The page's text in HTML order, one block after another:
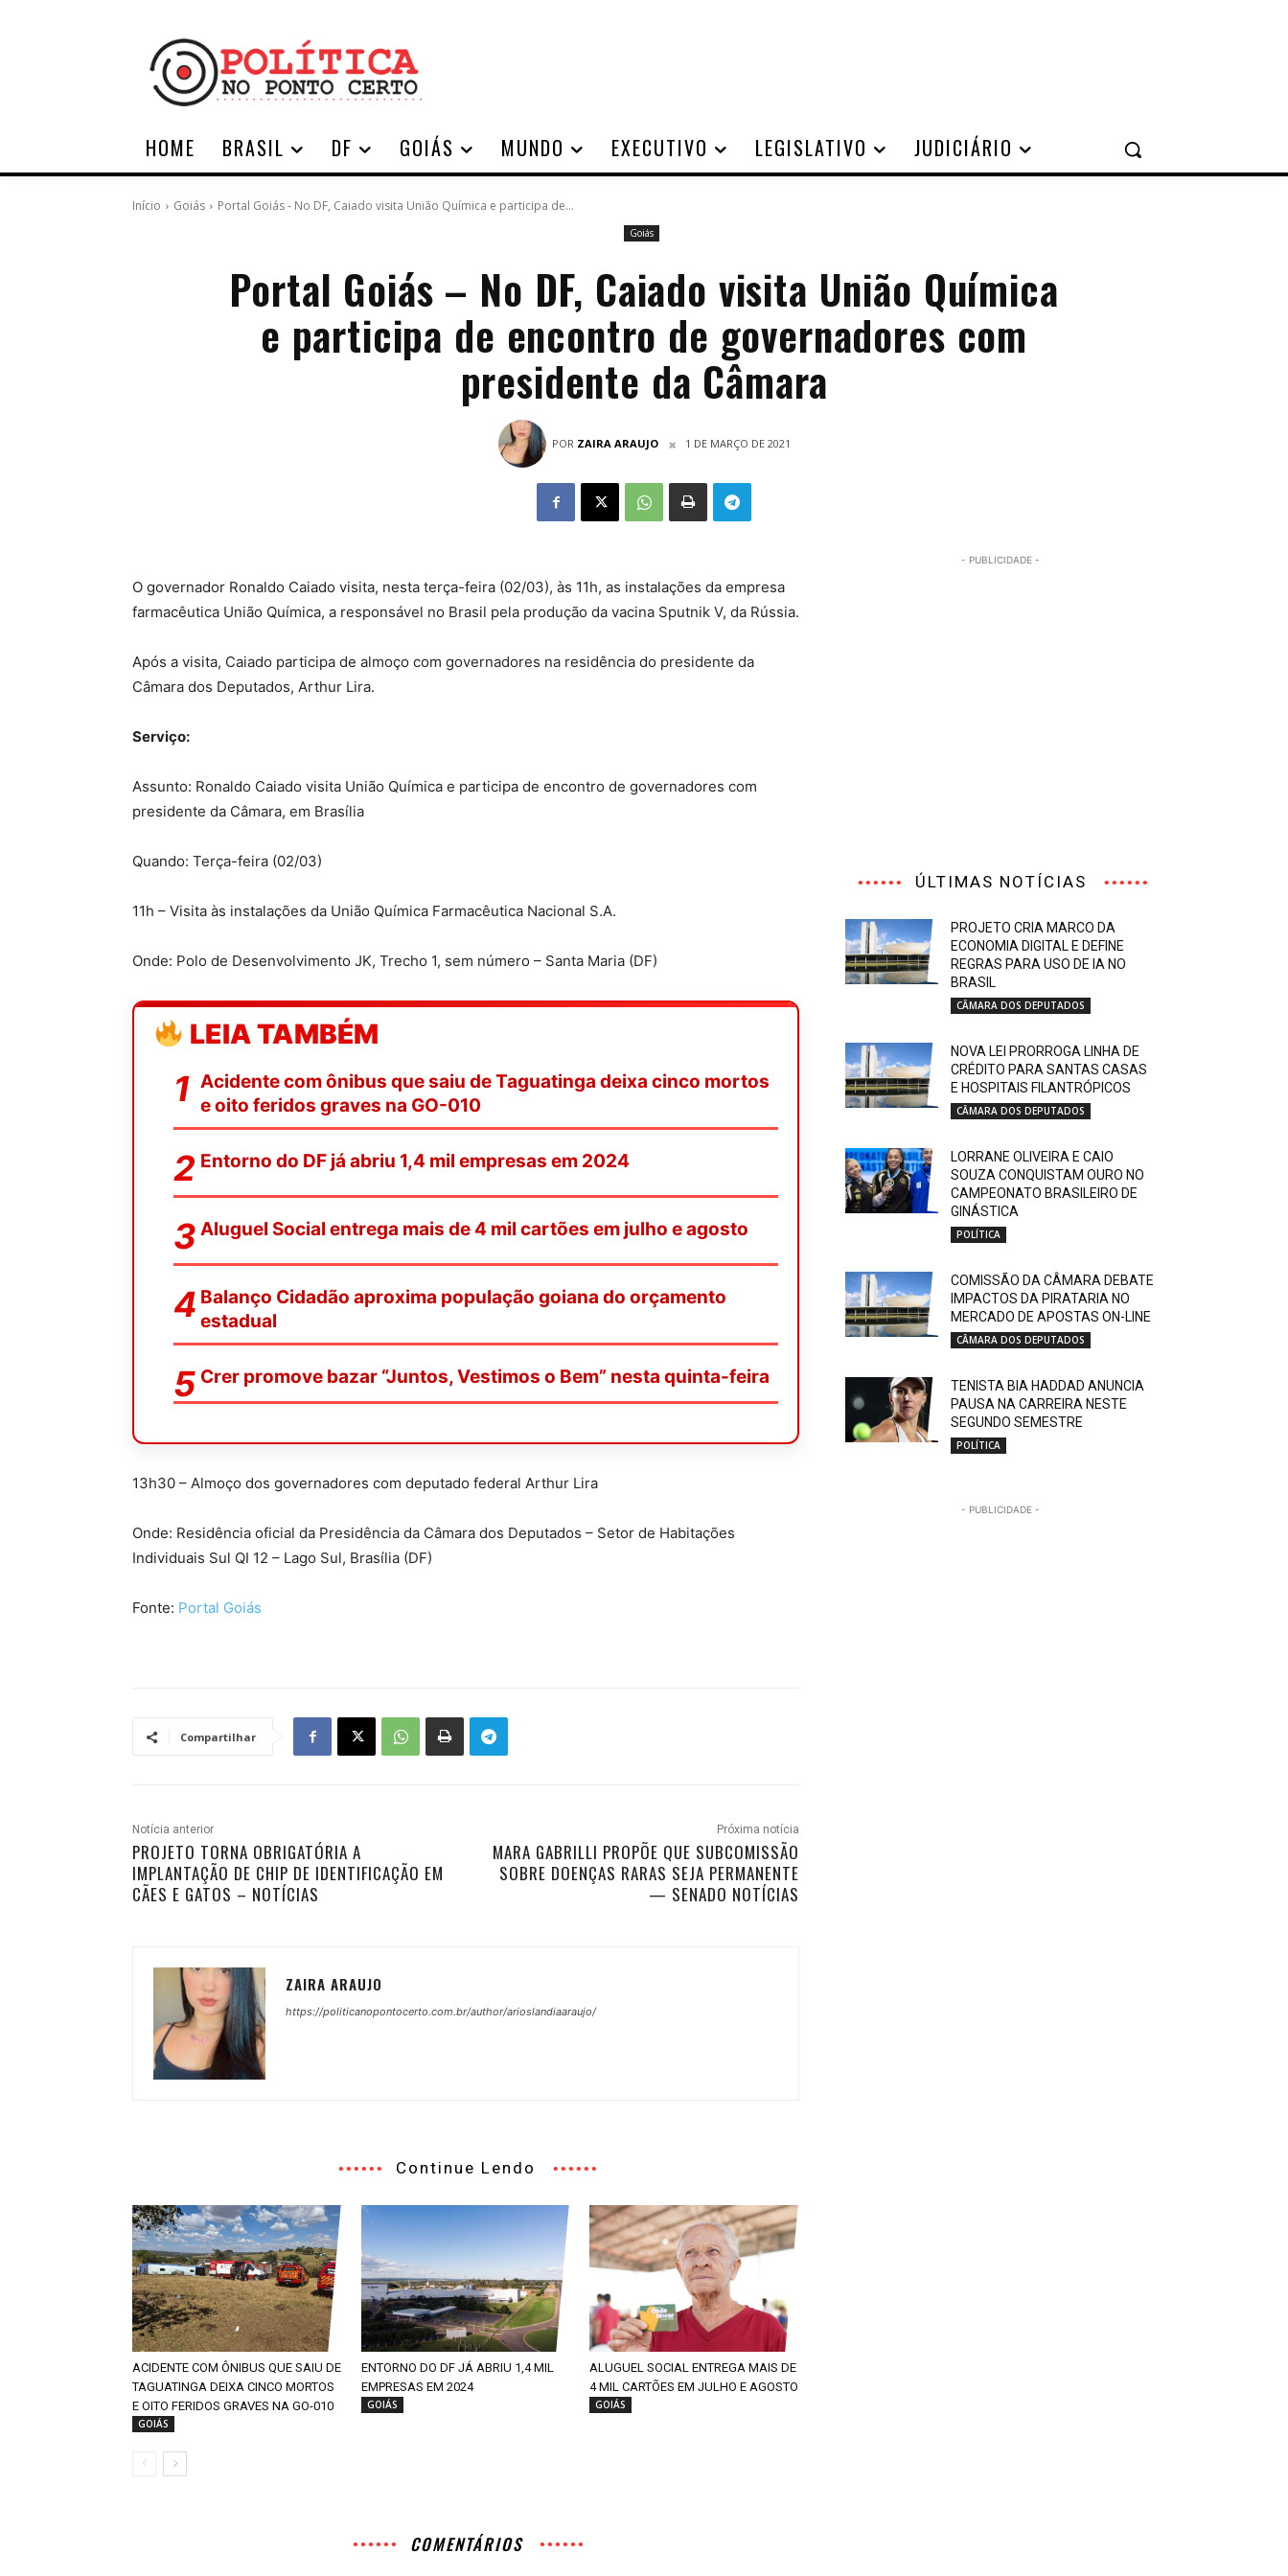
HOME BRASIL DF GOIÁS MUNDO EXECUTIVO LEGISLATIVO JUDICIÁRIO
Início Goiás Portal Goiás - No DF, Caiado visita União Química e participa de...
Goiás
Portal Goiás – No DF, Caiado visita União Química
e participa de encontro de governadores com
presidente da Câmara
POR ZAIRA ARAUJO 1 DE MARÇO DE 2021
O governador Ronaldo Caiado visita, nesta terça-feira (02/03), às 11h, as instalações da empresa
farmacêutica União Química, a responsável no Brasil pela produção da vacina Sputnik V, da Rússia.
Após a visita, Caiado participa de almoço com governadores na residência do presidente da
Câmara dos Deputados, Arthur Lira.
Serviço:
Assunto: Ronaldo Caiado visita União Química e participa de encontro de governadores com
presidente da Câmara, em Brasília
Quando: Terça-feira (02/03)
11h – Visita às instalações da União Química Farmacêutica Nacional S.A.
Onde: Polo de Desenvolvimento JK, Trecho 1, sem número – Santa Maria (DF)
LEIA TAMBÉM
Acidente com ônibus que saiu de Taguatinga deixa cinco mortos
e oito feridos graves na GO-010
Entorno do DF já abriu 1,4 mil empresas em 2024
Aluguel Social entrega mais de 4 mil cartões em julho e agosto
Balanço Cidadão aproxima população goiana do orçamento
estadual
Crer promove bazar “Juntos, Vestimos o Bem” nesta quinta-feira
13h30 – Almoço dos governadores com deputado federal Arthur Lira
Onde: Residência oficial da Presidência da Câmara dos Deputados – Setor de Habitações
Individuais Sul QI 12 – Lago Sul, Brasília (DF)
Fonte: Portal Goiás
Compartilhar
Notícia anterior
PROJETO TORNA OBRIGATÓRIA A
IMPLANTAÇÃO DE CHIP DE IDENTIFICAÇÃO EM
CÃES E GATOS – NOTÍCIAS
Próxima notícia
MARA GABRILLI PROPÕE QUE SUBCOMISSÃO
SOBRE DOENÇAS RARAS SEJA PERMANENTE
— SENADO NOTÍCIAS
ZAIRA ARAUJO
https://politicanopontocerto.com.br/author/arioslandiaaraujo/
Continue Lendo
ACIDENTE COM ÔNIBUS QUE SAIU DE
TAGUATINGA DEIXA CINCO MORTOS
E OITO FERIDOS GRAVES NA GO-010
GOIÁS
ENTORNO DO DF JÁ ABRIU 1,4 MIL
EMPRESAS EM 2024
GOIÁS
ALUGUEL SOCIAL ENTREGA MAIS DE
4 MIL CARTÕES EM JULHO E AGOSTO
GOIÁS
COMENTÁRIOS
- PUBLICIDADE -
ÚLTIMAS NOTÍCIAS
PROJETO CRIA MARCO DA
ECONOMIA DIGITAL E DEFINE
REGRAS PARA USO DE IA NO
BRASIL
CÂMARA DOS DEPUTADOS
NOVA LEI PRORROGA LINHA DE
CRÉDITO PARA SANTAS CASAS
E HOSPITAIS FILANTRÓPICOS
CÂMARA DOS DEPUTADOS
LORRANE OLIVEIRA E CAIO
SOUZA CONQUISTAM OURO NO
CAMPEONATO BRASILEIRO DE
GINÁSTICA
POLÍTICA
COMISSÃO DA CÂMARA DEBATE
IMPACTOS DA PIRATARIA NO
MERCADO DE APOSTAS ON-LINE
CÂMARA DOS DEPUTADOS
TENISTA BIA HADDAD ANUNCIA
PAUSA NA CARREIRA NESTE
SEGUNDO SEMESTRE
POLÍTICA
- PUBLICIDADE -